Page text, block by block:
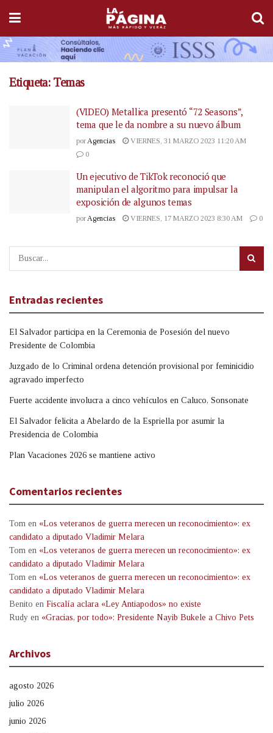
Etiqueta: Temas
(VIDEO) Metallica presentó “72 Seasons”,
tema que le da nombre a su nuevo álbum
por Agencias
VIERNES, 31 MARZO 2023 11:20 AM
0
Un ejecutivo de TikTok reconoció que
manipulan el algoritmo para impulsar la
exposición de algunos temas
por Agencias VIERNES, 17 MARZO 2023 8:30 AM 0
Entradas recientes
El Salvador participa en la Ceremonia de Posesión del nuevo
Presidente de Colombia
Juzgado de lo Criminal ordena detención provisional por feminicidio
agravado imperfecto
Fuerte accidente involucra a cinco vehículos en Caluco, Sonsonate
El Salvador felicita a Abelardo de la Espriella por asumir la
Presidencia de Colombia
Plan Vacaciones 2026 se mantiene activo
Comentarios recientes
Tom en «Los veteranos de guerra merecen un reconocimiento»: ex
candidato a diputado Vladimir Melara
Tom en «Los veteranos de guerra merecen un reconocimiento»: ex
candidato a diputado Vladimir Melara
Tom en «Los veteranos de guerra merecen un reconocimiento»: ex
candidato a diputado Vladimir Melara
Benito en Fiscalía aclara «Ley Antiapodos» no existe
Rudy en «Gracias, por todo»: Presidente Nayib Bukele a Chivo Pets
Archivos
agosto 2026
julio 2026
junio 2026